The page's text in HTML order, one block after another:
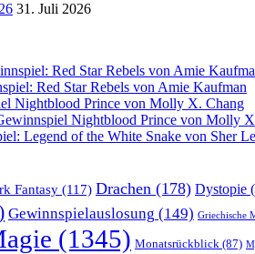
31. Juli 2026
Red Star Rebels von Amie
Red Star Rebels von Amie Kaufman
Nightblood Prince von Molly X. Chang
Nightblood Prince von Molly
Legend of the White Snake von Sher
Fantasy (117) Drachen (178) Dystopie
Gewinnspielauslosung (149) Griechische
(1345) Monatsrückblick (87)